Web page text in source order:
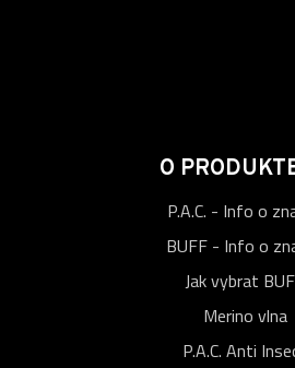
O
P.A.C. - Info o
BUFF - Info o
Jak vybrat
Merino vlna
P.A.C. Anti